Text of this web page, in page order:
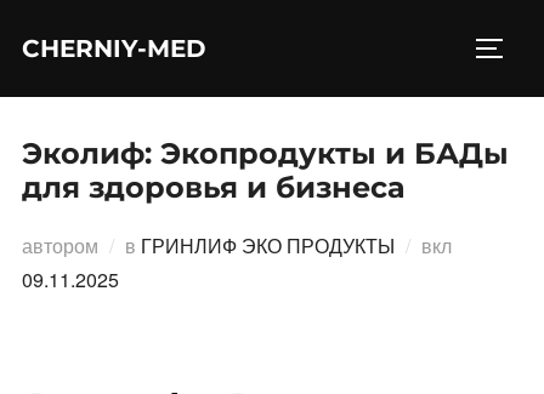
CHERNIY-MED
Эколиф: Экопродукты и БАДы
для здоровья и бизнеса
автором в ГРИНЛИФ ЭКО ПРОДУКТЫ вкл
09.11.2025